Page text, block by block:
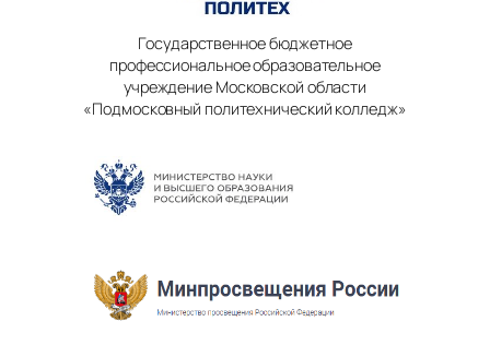
Государственное бюджетное
профессиональное образовательное
учреждение Московской области
«Подмосковный политехнический колледж»